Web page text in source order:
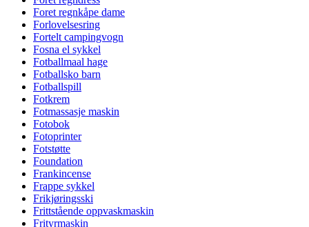
Foret regnkåpe dame
Forlovelsesring
Fortelt campingvogn
Fosna el sykkel
Fotballmaal hage
Fotballsko barn
Fotballspill
Fotkrem
Fotmassasje maskin
Fotobok
Fotoprinter
Fotstøtte
Foundation
Frankincense
Frappe sykkel
Frikjøringsski
Frittstående oppvaskmaskin
Frityrmaskin